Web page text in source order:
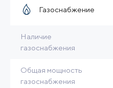
Газоснабжение
Наличие
газоснабжения
Общая мощность
газоснабжения